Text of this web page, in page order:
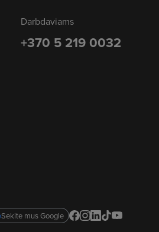
Darbdaviams
+370 5 219 0032
Sekite mus Google